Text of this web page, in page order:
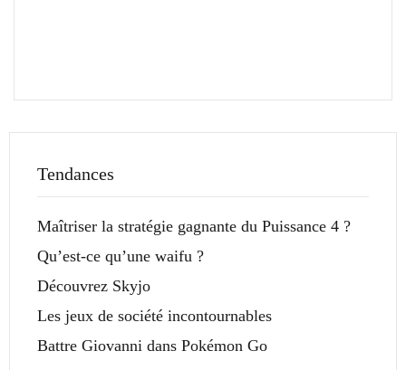
Tendances
Maîtriser la stratégie gagnante du Puissance 4 ?
Qu’est-ce qu’une waifu ?
Découvrez Skyjo
Les jeux de société incontournables
Battre Giovanni dans Pokémon Go